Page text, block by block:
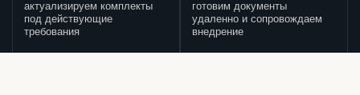
актуализируем комплекты
под действующие
требования
готовим документы
удаленно и сопровождаем
внедрение